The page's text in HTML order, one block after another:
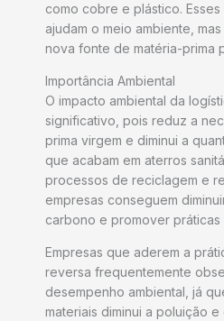
como cobre e plástico.
ajudam o meio ambiente,
nova fonte de matéria-prima
Importância Ambiental
O impacto ambiental da
significativo, pois reduz a
prima virgem e diminui a
que acabam em aterros
processos de reciclagem e
empresas conseguem
carbono e promover
Empresas que aderem a
reversa frequentemente
desempenho ambiental, já
materiais diminui a poluição